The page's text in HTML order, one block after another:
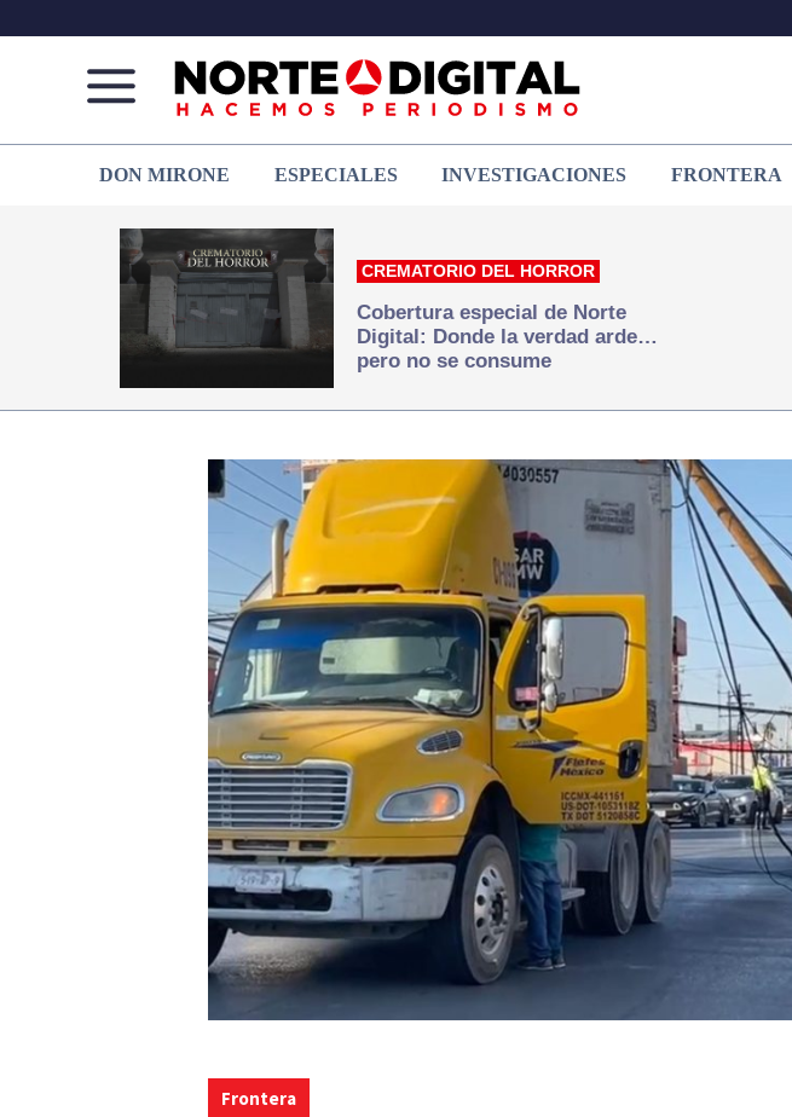
de
Juárez
que
hacemos periodismo
DON MIRONE ESPECIALES INVESTIGACIONES FRONTERA
CREMATORIO DEL HORROR
Cobertura especial de Norte
Digital: Donde la verdad arde…
pero no se consume
Frontera